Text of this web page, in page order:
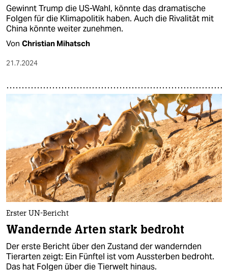
Gewinnt Trump die US-Wahl, könnte das dramatische
Folgen für die Klimapolitik haben. Auch die Rivalität mit
China könnte weiter zunehmen.
Von Christian Mihatsch
21.7.2024
Erster UN-Bericht
Wandernde Arten stark bedroht
Der erste Bericht über den Zustand der wandernden
Tierarten zeigt: Ein Fünftel ist vom Aussterben bedroht.
Das hat Folgen über die Tierwelt hinaus.